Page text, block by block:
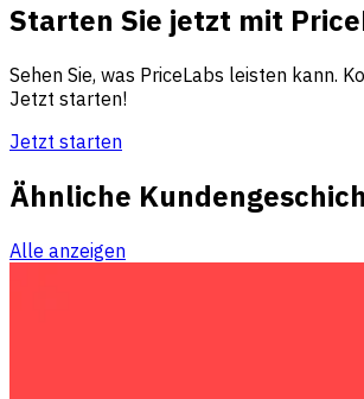
Starten Sie jetzt mit
Sehen Sie, was PriceLabs leisten kann.
Jetzt starten!
Jetzt starten
Ähnliche
Alle anzeigen